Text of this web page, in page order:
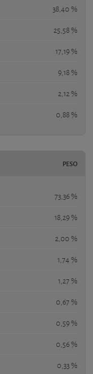
38,40 %
25,58 %
17,19 %
9,18 %
2,12 %
0,88 %
PESO
73,36 %
18,29 %
2,00 %
1,74 %
1,27 %
0,67 %
0,59 %
0,56 %
0,33 %